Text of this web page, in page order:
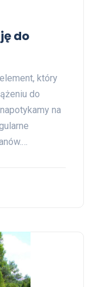
do
który
do
na